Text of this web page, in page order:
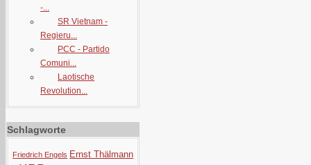
-...
SR Vietnam -
Regieru...
PCC - Partido
Comuni...
Laotische
Revolution...
Schlagworte
Friedrich Engels Ernst Thälmann